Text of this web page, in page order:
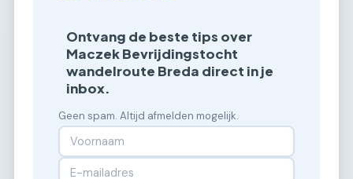
Ontvang de beste tips over
Maczek Bevrijdingstocht
wandelroute Breda direct in je
inbox.
Geen spam. Altijd afmelden mogelijk.